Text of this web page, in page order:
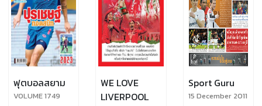
ฟุตบอลสยาม
VOLUME 1749
WE LOVE
LIVERPOOL
Sport Guru
15 December 2011